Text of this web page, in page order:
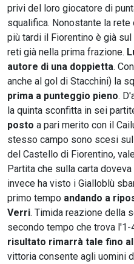
privi del loro giocatore di
squalifica. Nonostante la
più tardi il Fiorentino è già
reti già nella prima frazione.
autore di una doppietta.
anche al gol di Stacchini) la
prima a punteggio pieno.
la quinta sconfitta in sei
posto a pari merito con il
stesso campo sono scesi
del Castello di Fiorentino,
Partita che sulla carta
invece ha visto i Gialloblù
primo tempo andando a
Verri. Timida reazione della
secondo tempo che trova l'1-
risultato rimarrà tale fino
vittoria consente agli uomini